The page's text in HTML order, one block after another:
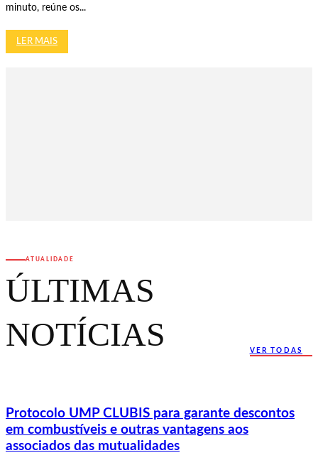
minuto, reúne os...
LER MAIS
ATUALIDADE
ÚLTIMAS
NOTÍCIAS
VER TODAS
Protocolo UMP CLUBIS para garante descontos
em combustíveis e outras vantagens aos
associados das mutualidades